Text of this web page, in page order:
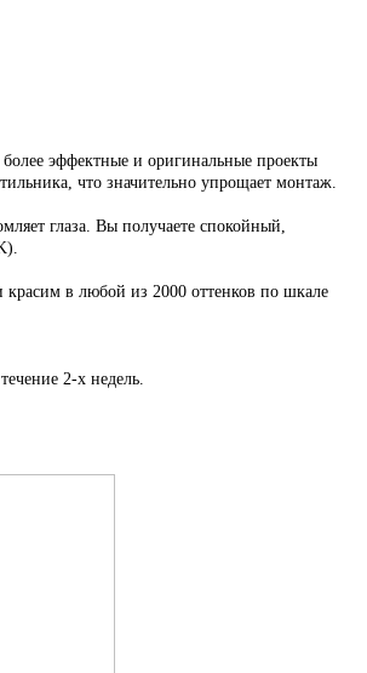
эффектные и оригинальные проекты
что значительно упрощает монтаж.
глаза. Вы получаете спокойный,
красим в любой из 2000 оттенков по шкале
2-х недель.